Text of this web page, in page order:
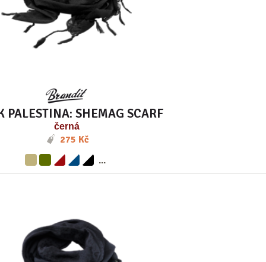
PALESTINA: SHEMAG SCARF
černá
275 Kč
...